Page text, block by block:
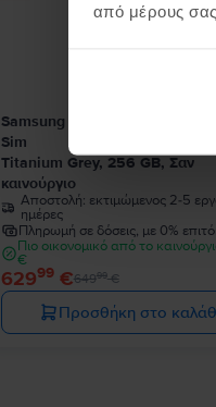
από μέρους
Samsung Galaxy S24 Ultra 5G
Sim
Titanium Grey, 256 GB, Σαν
καινούργιο
Αποστολή: εκτιμώμενος 2-5
ημέρες
Πληρωμή σε δόσεις, με 0%
Πιο οικονομικό από το
€
62999€64999€
Προσθήκη στο